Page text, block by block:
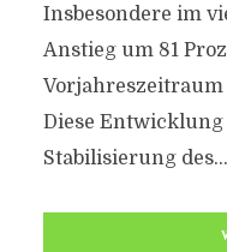
Insbesondere im
Anstieg um 81
Diese
Stabilisierung des...